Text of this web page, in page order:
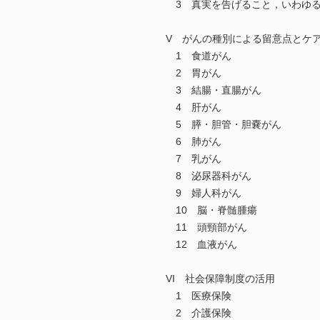
3 真実を告げること，いわゆ
V がんの種別による留意点とケ
1 食道がん
2 胃がん
3 結腸・直腸がん
4 肝がん
5 膵・胆管・胆嚢がん
6 肺がん
7 乳がん
8 泌尿器科がん
9 婦人科がん
10 脳・脊髄腫瘍
11 頭頸部がん
12 血液がん
VI 社会保障制度の活用
1 医療保険
2 介護保険